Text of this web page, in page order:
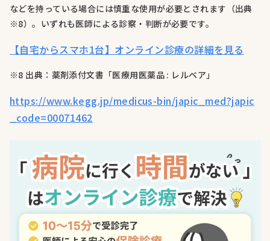
などを持っている場合には慎重な使用が必要とされます（出典
※8）。いずれも医師による診察・判断が必要です。
【自宅からスマホ1台】オンライン診療の詳細を見る
※8 出典：薬剤添付文書「医療用医薬品 : レルベア」
https://www.kegg.jp/medicus-bin/japic_med?japic
_code=00071462